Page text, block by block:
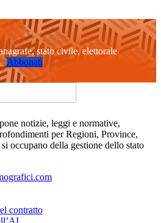
stato civile, elettorale
Abbonati
notizie, leggi e normative,
per Regioni, Province,
occupano della gestione dello stato
contratto